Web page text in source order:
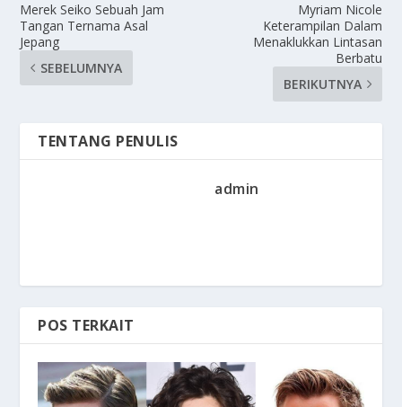
Merek Seiko Sebuah Jam
Tangan Ternama Asal
Jepang
SEBELUMNYA
Myriam Nicole
Keterampilan Dalam
Menaklukkan Lintasan
Berbatu
BERIKUTNYA
TENTANG PENULIS
admin
POS TERKAIT